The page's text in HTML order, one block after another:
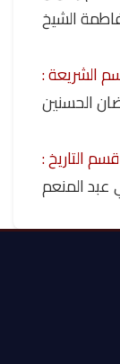
الشيخ
الشريعة :
الحسنين
التاريخ :
المنعم